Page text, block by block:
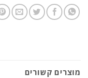
מוצרים קשורים